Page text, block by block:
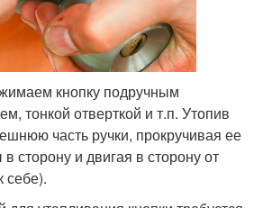
кнопку подручным
тонкой отверткой и т.п. Утопив
часть ручки, прокручивая ее
сторону и двигая в сторону от
себе).